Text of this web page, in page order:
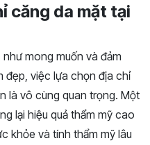
căng da mặt tại
mong muốn và đảm
đẹp, việc lựa chọn địa chỉ
là vô cùng quan trọng. Một
lại hiệu quả thẩm mỹ cao
khỏe và tính thẩm mỹ lâu